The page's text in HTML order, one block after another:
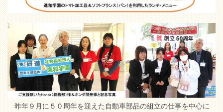
昨年９月に５０周年を迎えた自動車部品の組立の仕事を中心に